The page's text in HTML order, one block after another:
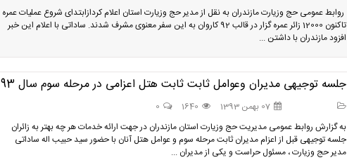
روابط عمومی حج وزیارت مازندران به نقل از مدیر حج وزیارت استان اعلام کردازابتدای شروع عملیات عمره
تاکنون 12000 زائر عمره گزار در قالب 92 کاروان به این سفر معنوی مشرف شدند. ساداتی با اعلام این خبر
افزود مازندران با داشتن ...
جلسه توجیهی مدیران وعوامل ثابت ثابت هتل اعزامی در مرحله سوم سال 93
07 بهمن 1393 1640
0
به گزارش روابط عمومی مدیریت حج وزیارت استان مازندران در جهت ارائه خدمات هر چه بهتر به زائران
جلسه توجیهی قبل از اعزام مدیران ثابت مرحله سوم و عوامل هتل آنان با حضور سید حبیب اله ساداتی
مدیر حج وزیارت ، مسئول حراست و یکی از مدیران ...